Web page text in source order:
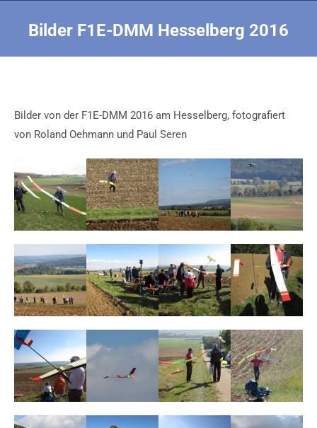
Bilder F1E-DMM Hesselberg 2016
Bilder von der F1E-DMM 2016 am Hesselberg, fotografiert
von Roland Oehmann und Paul Seren